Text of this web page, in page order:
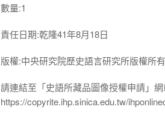
數量:1
責任日期:乾隆41年8月18日
版權:中央研究院歷史語言研究所版權所有
請連結至「史語所藏品圖像授權申請」網
https://copyrite.ihp.sinica.edu.tw/